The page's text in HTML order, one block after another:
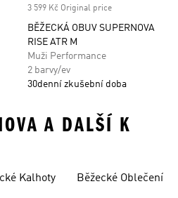
3 599 Kč Original price
BĚŽECKÁ OBUV SUPERNOVA
RISE ATR M
Muži Performance
2 barvy/ev
30denní zkušební doba
A DALŠÍ K
Kalhoty Běžecké Oblečení